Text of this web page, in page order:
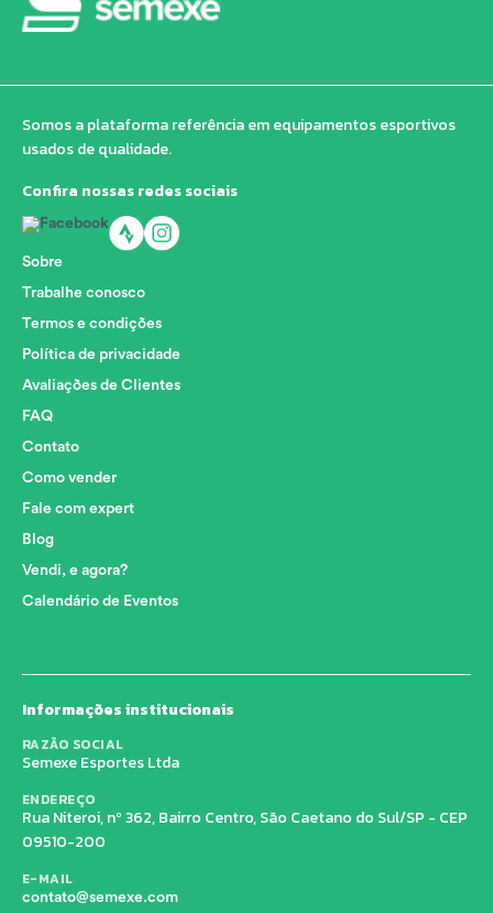
Somos a plataforma referência em equipamentos esportivos
usados de qualidade.
Confira nossas redes sociais
Sobre
Trabalhe conosco
Termos e condições
Política de privacidade
Avaliações de Clientes
FAQ
Contato
Como vender
Fale com expert
Blog
Vendi, e agora?
Calendário de Eventos
Informações institucionais
RAZÃO SOCIAL
Semexe Esportes Ltda
ENDEREÇO
Rua Niteroi, nº 362, Bairro Centro, São Caetano do Sul/SP - CEP
09510-200
E-MAIL
contato@semexe.com